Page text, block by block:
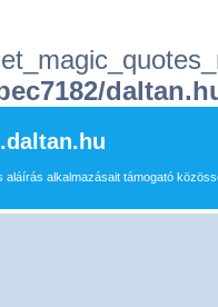
aláírás alkalmazásait támogató